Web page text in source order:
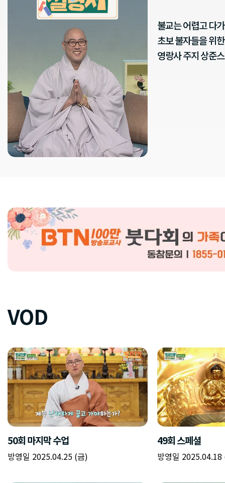
불교는 어렵고 다
초보 불자들을 위
영랑사 주지 상준
VOD
50회 마지막 수업
방영일 2025.04.25 (금)
49회 스페셜
방영일 2025.04.18